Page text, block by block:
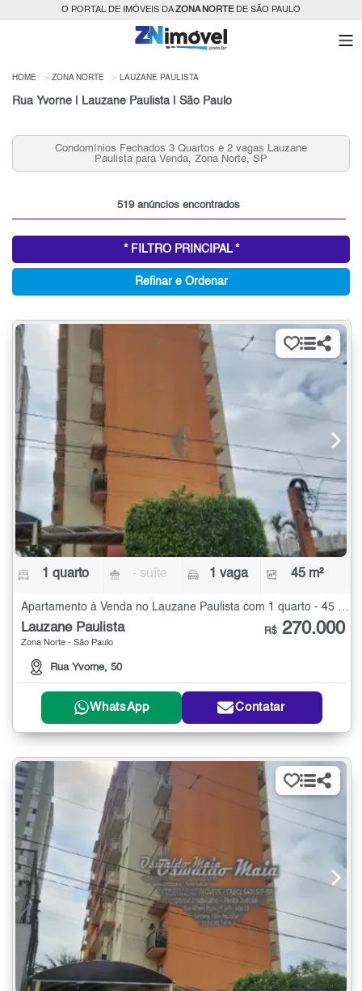
O PORTAL DE IMÓVEIS DAZONA NORTEDE SÃO PAULO
HOME ZONA NORTE LAUZANE PAULISTA
Rua Yvorne | Lauzane Paulista | São Paulo
Fechados 3 Quartos e 2 vagas Lauzane
para Venda, Zona Norte, SP
Aluguel de
519 anúncios encontrados
* FILTRO PRINCIPAL *
Refinar e Ordenar
1 quarto - suíte 1 vaga 45 m²
Apartamento à Venda no Lauzane Paulista com 1 quarto - 45 m²
Lauzane Paulista
Zona Norte - São Paulo
Rua Yvorne, 50
R$ 270.000
WhatsApp Contatar